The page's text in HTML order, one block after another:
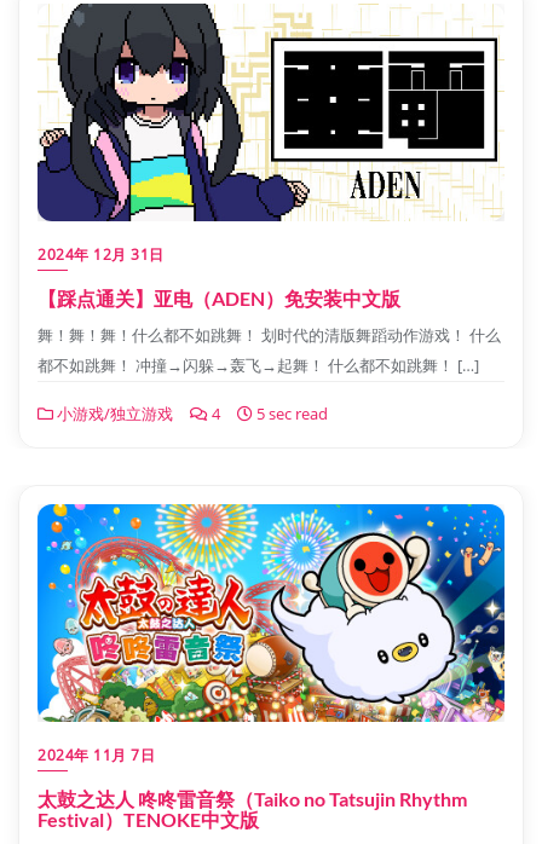
2024年 12月 31日
【踩点通关】亚电（ADEN）免安装中文版
舞！舞！舞！什么都不如跳舞！ 划时代的清版舞蹈动作游戏！ 什么
都不如跳舞！ 冲撞→闪躲→轰飞→起舞！ 什么都不如跳舞！ […]
小游戏/独立游戏 4 5 sec read
2024年 11月 7日
太鼓之达人 咚咚雷音祭（Taiko no Tatsujin Rhythm
Festival）TENOKE中文版